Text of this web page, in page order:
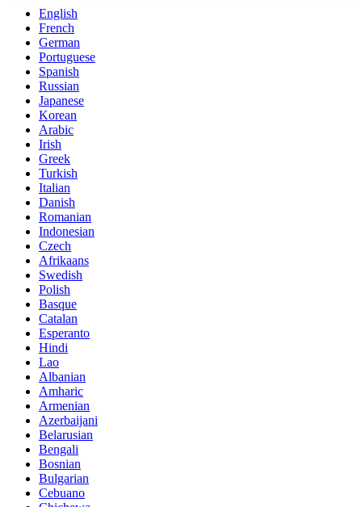
English
French
German
Portuguese
Spanish
Russian
Japanese
Korean
Arabic
Irish
Greek
Turkish
Italian
Danish
Romanian
Indonesian
Czech
Afrikaans
Swedish
Polish
Basque
Catalan
Esperanto
Hindi
Lao
Albanian
Amharic
Armenian
Azerbaijani
Belarusian
Bengali
Bosnian
Bulgarian
Cebuano